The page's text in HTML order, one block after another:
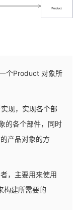
个Product 对象所
现，实现各个部
的各个部件，同时
产品对象的方
，主要用来使用
构建所需要的